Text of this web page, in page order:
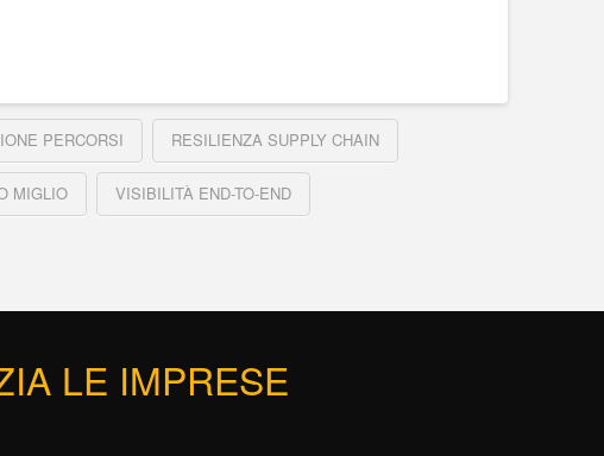
PERCORSI RESILIENZA SUPPLY CHAIN
MIGLIO VISIBILITÀ END-TO-END
LE IMPRESE